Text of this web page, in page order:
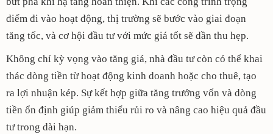
điểm đi vào hoạt động, thị trường sẽ bước vào giai đoạn
tăng tốc, và cơ hội đầu tư với mức giá tốt sẽ dần thu hẹp.
Không chỉ kỳ vọng vào tăng giá, nhà đầu tư còn có thể khai
thác dòng tiền từ hoạt động kinh doanh hoặc cho thuê, tạo
ra lợi nhuận kép. Sự kết hợp giữa tăng trưởng vốn và dòng
tiền ổn định giúp giảm thiểu rủi ro và nâng cao hiệu quả đầu
tư trong dài hạn.